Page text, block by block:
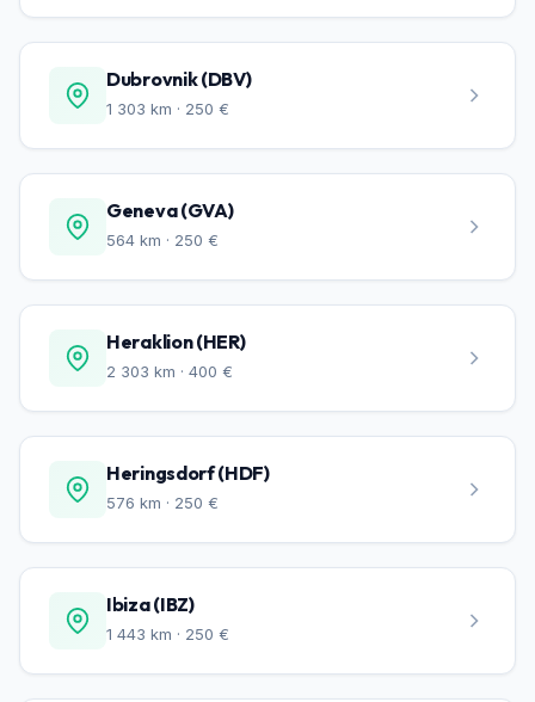
Dubrovnik (DBV)
1 303 km · 250 €
Geneva (GVA)
564 km · 250 €
Heraklion (HER)
2 303 km · 400 €
Heringsdorf (HDF)
576 km · 250 €
Ibiza (IBZ)
1 443 km · 250 €